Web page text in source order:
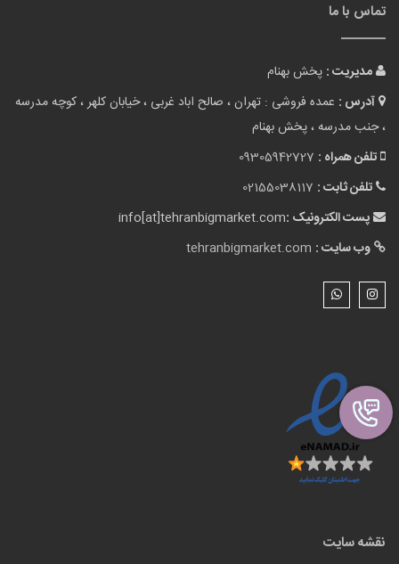
تماس با ما
مدیریت : پخش بهنام
آدرس : عمده فروشی : تهران ، صالح اباد غربی ، خیابان کلهر ، کوچه مدرسه
، جنب مدرسه ، پخش بهنام
تلفن همراه : 09305942727
تلفن ثابت : 02155038117
پست الکترونیک :info[at]tehranbigmarket.com
وب سایت : tehranbigmarket.com
نقشه سایت